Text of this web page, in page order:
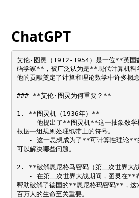
ChatGPT
艾伦·图灵（1912-1954）是一位**英国
码学家**，被广泛认为是**现代计算机科
他的贡献奠定了计算和理论数学中许多概念
### **艾伦·图灵为何重要？**
1. **图灵机（1936年）**
根据一组规则处理纸带上的符号。
可以解决哪些问题。
2. **破解恩尼格马密码（第二次世界
帮助破解了德国的**恩尼格玛密码**，这
百万人的生命至关重要。